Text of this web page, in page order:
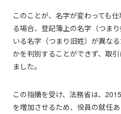
このことが、名字が変わっても
る場合、登記簿上の名字（つま
いる名字（つまり旧姓）が異な
かを判別することができず、取
ました。
この指摘を受け、法務省は、
を増加させるため、役員の就任